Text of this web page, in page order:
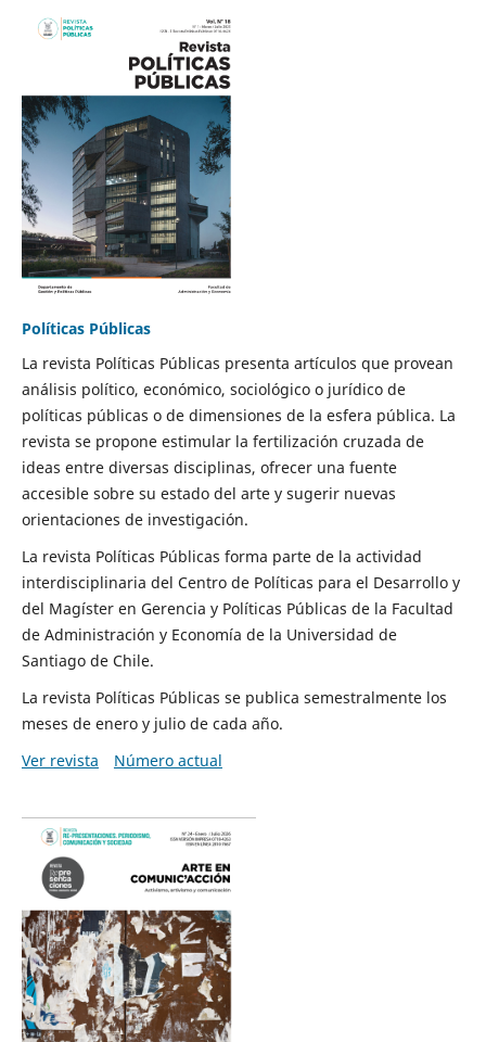
Políticas Públicas
La revista Políticas Públicas presenta artículos que provean
análisis político, económico, sociológico o jurídico de
políticas públicas o de dimensiones de la esfera pública. La
revista se propone estimular la fertilización cruzada de
ideas entre diversas disciplinas, ofrecer una fuente
accesible sobre su estado del arte y sugerir nuevas
orientaciones de investigación.
La revista Políticas Públicas forma parte de la actividad
interdisciplinaria del Centro de Políticas para el Desarrollo y
del Magíster en Gerencia y Políticas Públicas de la Facultad
de Administración y Economía de la Universidad de
Santiago de Chile.
La revista Políticas Públicas se publica semestralmente los
meses de enero y julio de cada año.
Ver revista
Número actual